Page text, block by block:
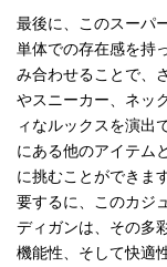
最後に、このスーパ
単体での存在感を持
み合わせることで、
やスニーカー、ネッ
ィなルックスを演出
にある他のアイテム
に挑むことができます
要するに、このカジ
ディガンは、その多
機能性、そして快適